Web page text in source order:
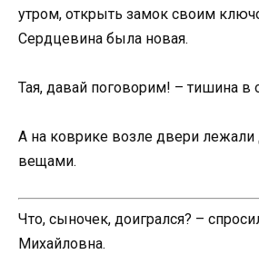
утром, открыть замок своим
Сердцевина была новая.
Тая, давай поговорим! – тишина в
А на коврике возле двери лежали
вещами.
Что, сыночек, доигрался? –
Михайловна.